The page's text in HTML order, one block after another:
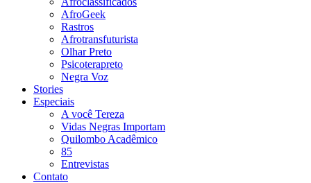
AfroGeek
Rastros
Afrotransfuturista
Olhar Preto
Psicoterapreto
Negra Voz
Stories
Especiais
A você Tereza
Vidas Negras Importam
Quilombo Acadêmico
85
Entrevistas
Contato